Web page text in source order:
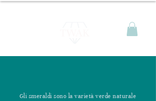
Gli smeraldi sono la varietà verde naturale